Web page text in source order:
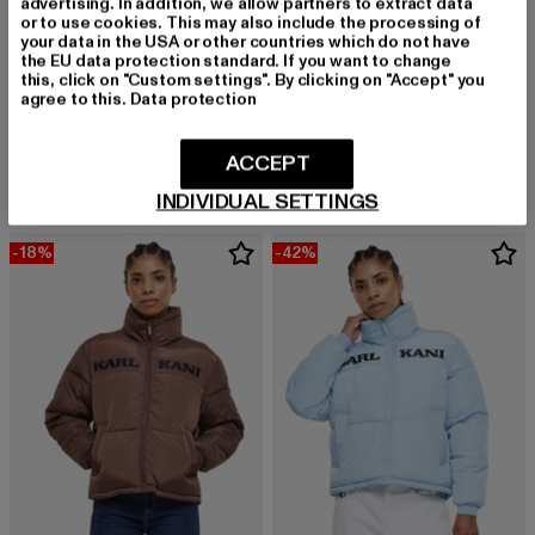
KARL KANI
Derzeitiger Preis: 103,59 EURAktionspreis: 139,99 EUR
100,49 EUR
Derzeitiger Preis: 100,49 EUR
-18% -42%
or to use cookies. This may also include the processing of
your data in the USA or other countries which do not have
the EU data protection standard. If you want to change
this, click on "Custom settings". By clicking on "Accept" you
agree to this. Data protection
INDIVIDUAL SETTINGS
ACCEPT